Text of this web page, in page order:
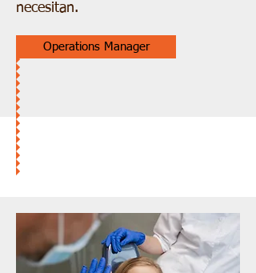
necesitan.
Operations Manager